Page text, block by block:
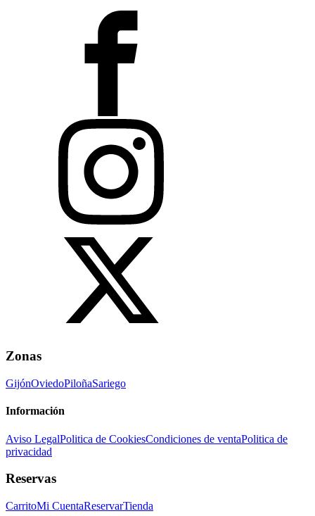
Zonas
GijónOviedoPiloñaSariego
Información
Aviso LegalPolitica de CookiesCondiciones de ventaPolitica de
privacidad
Reservas
CarritoMi CuentaReservarTienda